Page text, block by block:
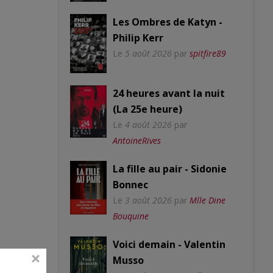
Les Ombres de Katyn -
Philip Kerr
Le 5 août 2026 par spitfire89
24 heures avant la nuit
(La 25e heure)
Le 4 août 2026 par
AntoineRives
La fille au pair - Sidonie
Bonnec
Le 3 août 2026 par Mlle Dine
Bouquine
Voici demain - Valentin
Musso